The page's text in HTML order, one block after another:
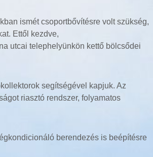
ismét csoportbővítésre volt szükség,
Ettől kezdve,
utcai telephelyünkön kettő bölcsődei
segítségével kapjuk. Az
riasztó rendszer, folyamatos
berendezés is beépítésre